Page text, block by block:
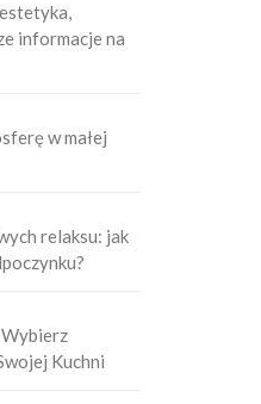
informacje na
w małej
relaksu: jak
Kuchni